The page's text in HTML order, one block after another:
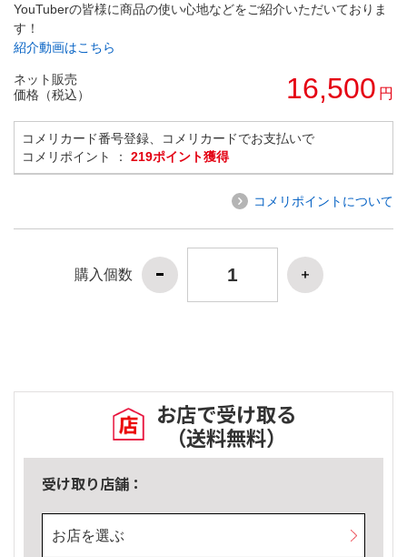
YouTuberの皆様に商品の使い心地などをご紹介いただいておりま
す！
紹介動画はこちら
ネット販売
価格（税込）
16,500 円
コメリカード番号登録、コメリカードでお支払いで
コメリポイント ： 219ポイント獲得
コメリポイントについて
購入個数
お店で受け取る
（送料無料）
受け取り店舗：
お店を選ぶ